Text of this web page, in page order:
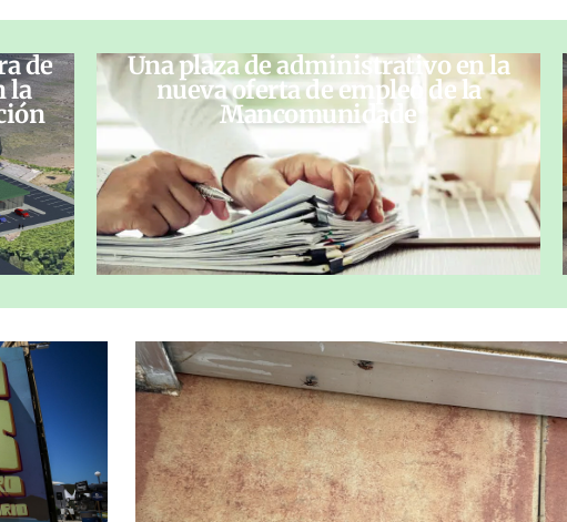
de
la
Una plaza de administrativo en la
nueva oferta de empleo de la
Mancomunidade